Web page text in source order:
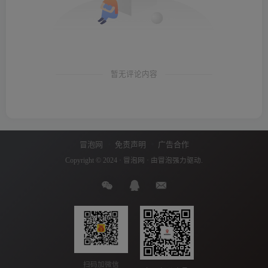
暂无评论内容
冒泡网 免责声明 广告合作
Copyright © 2024 · 冒泡网 · 由 冒泡 强力驱动.
扫码加微信